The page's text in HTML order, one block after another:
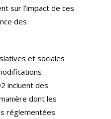
sur l’impact de ces
des
et sociales
incluent des
dont les
réglementées